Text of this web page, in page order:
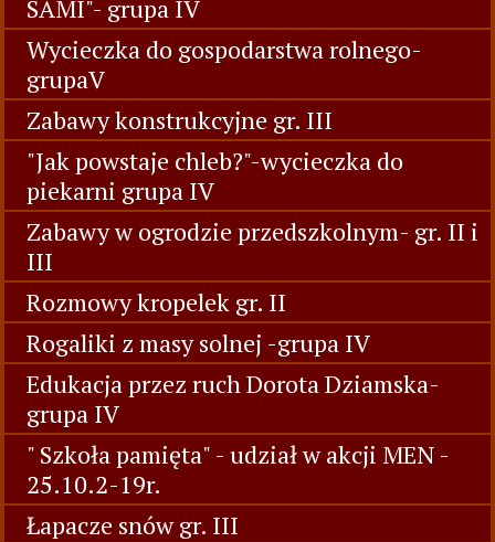
SAMI"- grupa IV
Wycieczka do gospodarstwa rolnego-
grupaV
Zabawy konstrukcyjne gr. III
"Jak powstaje chleb?"-wycieczka do
piekarni grupa IV
Zabawy w ogrodzie przedszkolnym- gr. II i
III
Rozmowy kropelek gr. II
Rogaliki z masy solnej -grupa IV
Edukacja przez ruch Dorota Dziamska-
grupa IV
" Szkoła pamięta" - udział w akcji MEN -
25.10.2-19r.
Łapacze snów gr. III